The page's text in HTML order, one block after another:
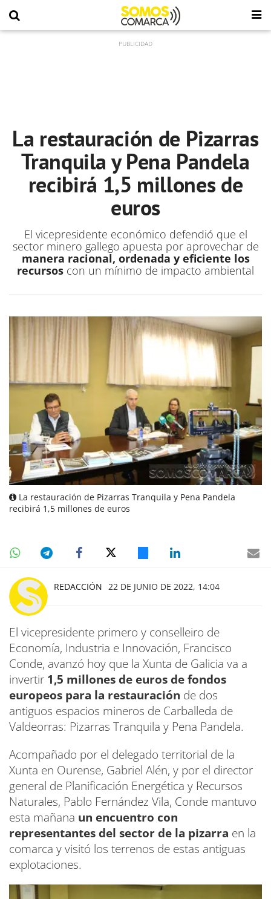
La restauración de Pizarras
Tranquila y Pena Pandela
recibirá 1,5 millones de
euros
El vicepresidente económico defendió que el
sector minero gallego apuesta por aprovechar de
manera racional, ordenada y eficiente los
recursos con un mínimo de impacto ambiental
La restauración de Pizarras Tranquila y Pena Pandela
recibirá 1,5 millones de euros
REDACCIÓN 22 DE JUNIO DE 2022, 14:04
El vicepresidente primero y conselleiro de
Economía, Industria e Innovación, Francisco
Conde, avanzó hoy que la Xunta de Galicia va a
invertir 1,5 millones de euros de fondos
europeos para la restauración de dos
antiguos espacios mineros de Carballeda de
Valdeorras: Pizarras Tranquila y Pena Pandela.
Acompañado por el delegado territorial de la
Xunta en Ourense, Gabriel Alén, y por el director
general de Planificación Energética y Recursos
Naturales, Pablo Fernández Vila, Conde mantuvo
esta mañana un encuentro con
representantes del sector de la pizarra en la
comarca y visitó los terrenos de estas antiguas
explotaciones.